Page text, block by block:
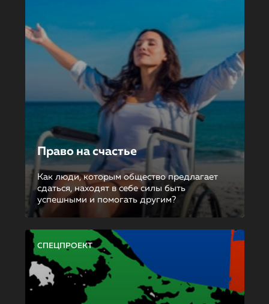
Право на счастье
Как люди, которым общество предлагает
сдаться, находят в себе силы быть
успешными и помогать другим?
СПЕЦПРОЕКТ